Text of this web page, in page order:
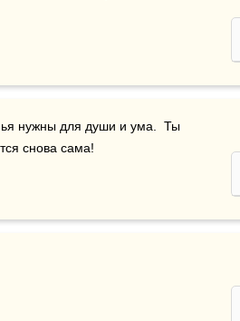
нужны для души и ума.  Ты
снова сама!